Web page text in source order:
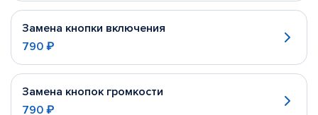
Замена кнопки включения
790 ₽
Замена кнопок громкости
790 ₽